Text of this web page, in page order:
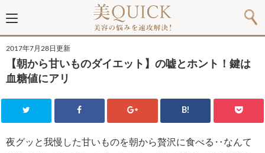
2017年7月28日更新
【朝から甘いものダイエット】の嘘とホント！鍵は
血糖値にアリ
B!
夜グッと我慢した甘いものを朝から贅沢に食べる‥なんて